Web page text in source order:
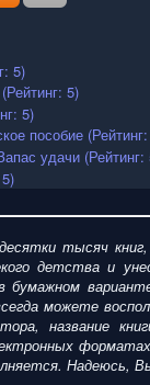
тысяч
детства и
бумажном
можете
название
Надеюсь,